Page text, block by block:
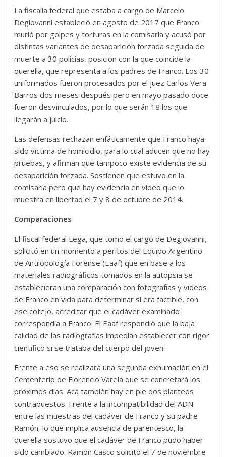
La fiscalía federal que estaba a cargo de Marcelo
Degiovanni estableció en agosto de 2017 que Franco
murió por golpes y torturas en la comisaría y acusó por
distintas variantes de desaparición forzada seguida de
muerte a 30 policías, posición con la que coincide la
querella, que representa a los padres de Franco. Los 30
uniformados fueron procesados por el juez Carlos Vera
Barros dos meses después pero en mayo pasado doce
fueron desvinculados, por lo que serán 18 los que
llegarán a juicio.
Las defensas rechazan enfáticamente que Franco haya
sido víctima de homicidio, para lo cual aducen que no hay
pruebas, y afirman que tampoco existe evidencia de su
desaparición forzada. Sostienen que estuvo en la
comisaría pero que hay evidencia en video que lo
muestra en libertad el 7 y 8 de octubre de 2014.
Comparaciones
El fiscal federal Lega, que tomó el cargo de Degiovanni,
solicitó en un momento a peritos del Equipo Argentino
de Antropología Forense (Eaaf) que en base a los
materiales radiográficos tomados en la autopsia se
establecieran una comparación con fotografías y videos
de Franco en vida para determinar si era factible, con
ese cotejo, acreditar que el cadáver examinado
correspondía a Franco. El Eaaf respondió que la baja
calidad de las radiografías impedían establecer con rigor
científico si se trataba del cuerpo del joven.
Frente a eso se realizará una segunda exhumación en el
Cementerio de Florencio Varela que se concretará los
próximos días. Acá también hay en pie dos planteos
contrapuestos. Frente a la incompatibilidad del ADN
entre las muestras del cadáver de Franco y su padre
Ramón, lo que implica ausencia de parentesco, la
querella sostuvo que el cadáver de Franco pudo haber
sido cambiado. Ramón Casco solicitó el 7 de noviembre